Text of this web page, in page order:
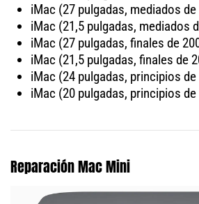
iMac (27 pulgadas, mediados de
iMac (21,5 pulgadas, mediados
iMac (27 pulgadas, finales de
iMac (21,5 pulgadas, finales de
iMac (24 pulgadas, principios de
iMac (20 pulgadas, principios de
Reparación Mac Mini